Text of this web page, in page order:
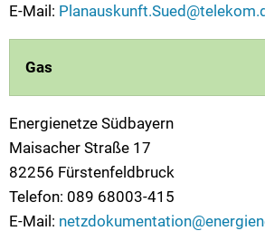
E-Mail:
Gas
Energienetze Südbayern
Maisacher Straße 17
82256 Fürstenfeldbruck
Telefon: 089 68003-415
E-Mail: